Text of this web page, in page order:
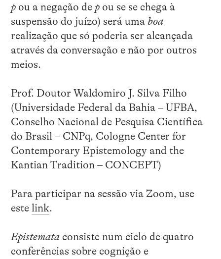
pou a negação de pou se se chega à
suspensão do juízo) será uma boa
realização que só poderia ser alcançada
através da conversação e não por outros
meios.
Prof. Doutor Waldomiro J. Silva Filho
(Universidade Federal da Bahia – UFBA,
Conselho Nacional de Pesquisa Científica
do Brasil – CNPq, Cologne Center for
Contemporary Epistemology and the
Kantian Tradition – CONCEPT)
Para participar na sessão via Zoom, use
este link.
Epistemataconsiste num ciclo de quatro
conferências sobre cognição e